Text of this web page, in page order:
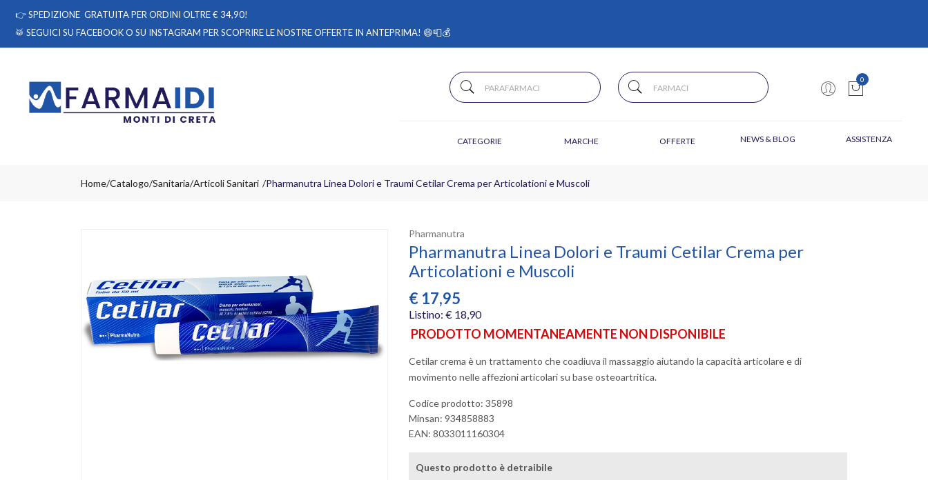
👉SPEDIZIONE GRATUITA PER ORDINI OLTRE € 34,90!
🥁 SEGUICI SU FACEBOOKO SU INSTAGRAM PER SCOPRIRE LE NOSTRE OFFERTE IN ANTEPRIMA! 😄📮💰
0
CATEGORIE MARCHE OFFERTE NEWS & BLOG ASSISTENZA
Home Catalogo/Sanitaria/Articoli Sanitari Pharmanutra Linea Dolori e Traumi Cetilar Crema per Articolationi e Muscoli
Pharmanutra
Pharmanutra Linea Dolori e Traumi Cetilar Crema per
Articolationi e Muscoli
€ 17,95
Listino: € 18,90
PRODOTTO MOMENTANEAMENTE NON DISPONIBILE
Cetilar crema è un trattamento che coadiuva il massaggio aiutando la capacità articolare e di
movimento nelle affezioni articolari su base osteoartritica.
Codice prodotto: 35898
Minsan: 934858883
EAN: 8033011160304
Questo prodotto è detraibile